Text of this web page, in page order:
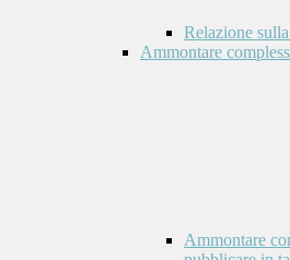
Relazione
Ammontare
Ammontare